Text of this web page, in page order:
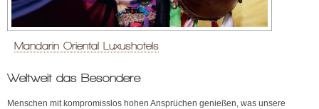
Mandarin Oriental Luxushotels
Weltweit das Besondere
Menschen mit kompromisslos hohen Ansprüchen genießen, was unsere